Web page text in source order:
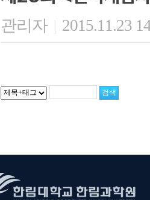
관리자 | 2015.11.23